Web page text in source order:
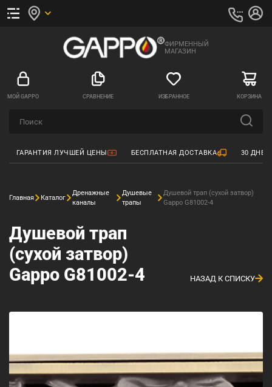
ФИРМЕННЫЙ
МАГАЗИН
МОЙ GAPPO СРАВНЕНИЕ ИЗБРАННОЕ КОРЗИНА
ГАРАНТИЯ ЛУЧШЕЙ ЦЕНЫ БЕСПЛАТНАЯ ДОСТАВКА 30
Главная Каталог
Дренажные
каналы
Душевые
трапы
Душевой трап (сухой затвор)
Gappo G81002-4
Душевой трап
(сухой затвор)
Gappo G81002-4
НАЗАД К СПИСКУ